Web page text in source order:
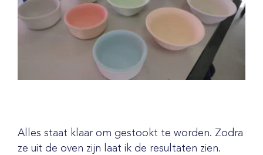
Alles staat klaar om gestookt te worden. Zodra
ze uit de oven zijn laat ik de resultaten zien.